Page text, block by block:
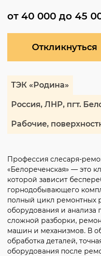
от 40 000 до 45
Откликнуться
ТЭК «Родина»
Россия, ЛНР, пгт.
Рабочие,
Профессия слесаря-
«Белореченская» — это
которой зависит
горнодобывающего
полный цикл ремонтных
оборудования и анализа
сложной разборки,
машин и механизмов. В
обработка деталей,
оборудования после